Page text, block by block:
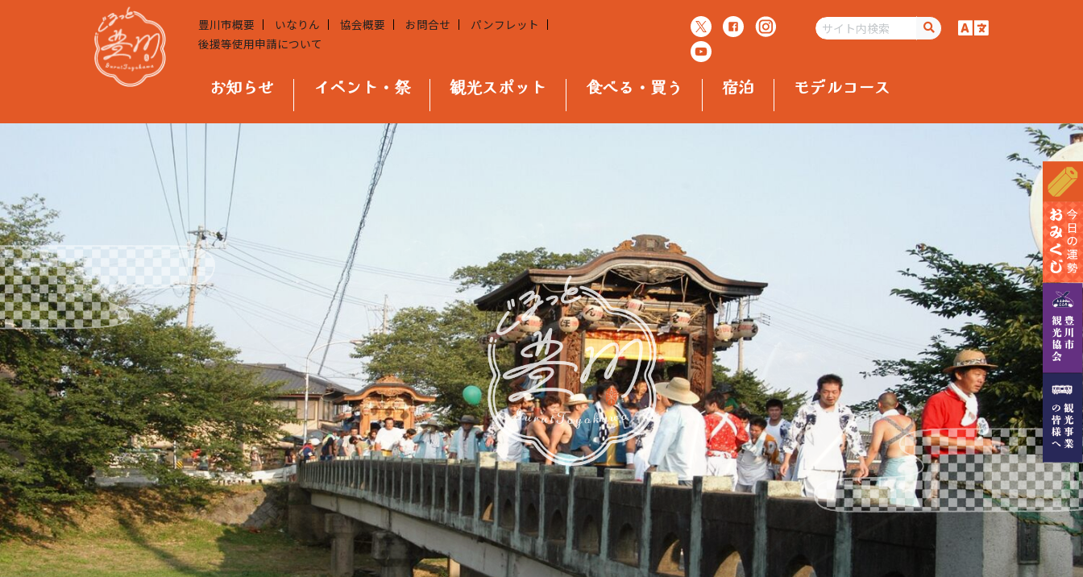
豊川市概要 いなりん 協会概要 お問合せ
パンフレット
後援等使用申請について
お知らせ イベント・祭 観光スポット 食べる・買う 宿泊 モデルコース